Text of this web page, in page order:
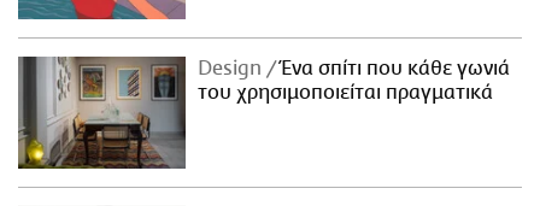
Design
Ένα σπίτι που κάθε γωνιά
του χρησιμοποιείται πραγματικά